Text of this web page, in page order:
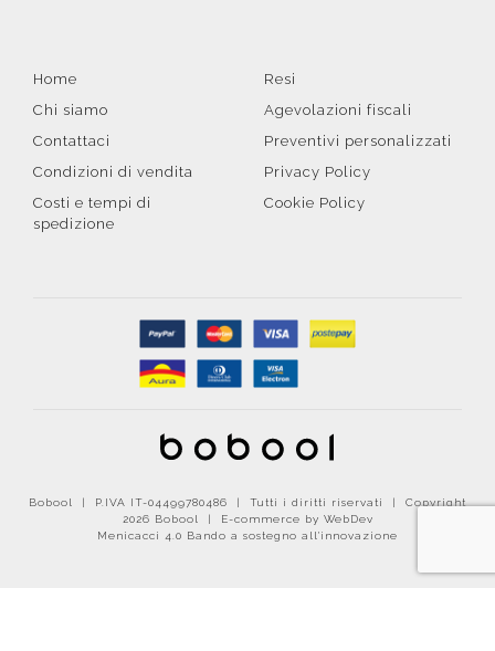
Home
Chi siamo
Contattaci
Condizioni di vendita
Costi e tempi di
spedizione
Resi
Agevolazioni fiscali
Preventivi personalizzati
Privacy Policy
Cookie Policy
Bobool | P.IVA IT-04499780486 | Tutti i diritti riservati | Copyright
2026 Bobool |
E-commerce by WebDev
Menicacci 4.0 Bando a sostegno all'innovazione